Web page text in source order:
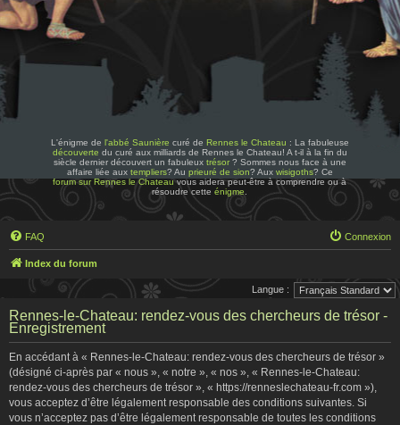
L'énigme de l'abbé Saunière curé de Rennes le Chateau : La fabuleuse
découverte du curé aux milliards de Rennes le Chateau! A t-il à la fin du
siècle dernier découvert un fabuleux trésor? Sommes nous face à une
affaire liée aux templiers? Au prieuré de sion? Aux wisigoths? Ce
forum sur Rennes le Chateauvous aidera peut-être à comprendre ou à
résoudre cetteénigme
FAQ Connexion
Index du forum
Langue :
Rennes-le-Chateau: rendez-vous des chercheurs de trésor -
Enregistrement
En accédant à « Rennes-le-Chateau: rendez-vous des chercheurs de trésor »
(désigné ci-après par « nous », « notre », « nos », « Rennes-le-Chateau:
rendez-vous des chercheurs de trésor », « https://renneslechateau-fr.com »),
vous acceptez d’être légalement responsable des conditions suivantes. Si
vous n’acceptez pas d’être légalement responsable de toutes les conditions